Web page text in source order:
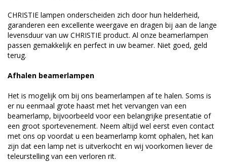
CHRISTIE lampen onderscheiden zich door hun helderheid,
garanderen een excellente weergave en dragen bij aan de lange
levensduur van uw CHRISTIE product. Al onze beamerlampen
passen gemakkelijk en perfect in uw beamer. Niet goed, geld
terug.
Afhalen beamerlampen
Het is mogelijk om bij ons beamerlampen af te halen. Soms is
er nu eenmaal grote haast met het vervangen van een
beamerlamp, bijvoorbeeld voor een belangrijke presentatie of
een groot sportevenement. Neem altijd wel eerst even contact
met ons op voordat u een beamerlamp komt ophalen, het kan
zijn dat een lamp net is uitverkocht en wij voorkomen liever de
teleurstelling van een verloren rit.